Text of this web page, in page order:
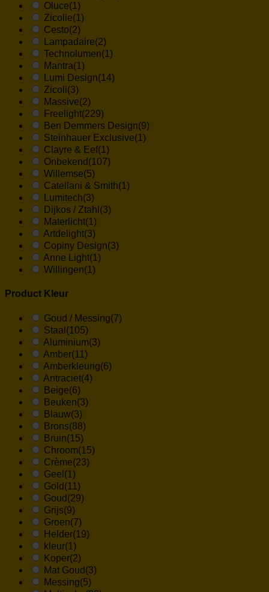
Oluce(1)
Zicolie(1)
Cesto(2)
Lampadaire(2)
Technolumen(1)
Mantra(1)
Lumi Design(14)
Zicoli(3)
Massive(2)
Freelight(229)
Ben Demmers Design(9)
Steinhauer Exclusive(1)
Clayre & Eef(1)
Onbekend (107)
Willemse(5)
Catellani & Smith(1)
Lumitech(3)
Dijkos / Ztahl (3)
Materlicht(1)
Artdelight(3)
Copiny Design(3)
Anne Light(1)
Willingen(1)
Product Kleur
Goud / Messing(7)
Staal (105)
Aluminium(3)
Amber(11)
Amberkleurig(6)
Antraciet(4)
Beige(6)
Beuken(3)
Blauw(3)
Brons(88)
Bruin(15)
Chroom(15)
Crème(23)
Geel (1)
Gold (11)
Goud (29)
Grijs(9)
Groen(7)
Helder(19)
kleur(1)
Koper(2)
Mat Goud (3)
Messing(5)